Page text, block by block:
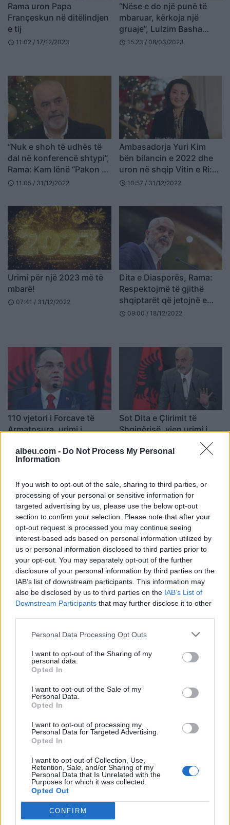
albeu.com - Do Not Process My Personal
Information
If you wish to opt-out of the sale, sharing to third parties, or
processing of your personal or sensitive information for
targeted advertising by us, please use the below opt-out
section to confirm your selection. Please note that after your
opt-out request is processed you may continue seeing
interest-based ads based on personal information utilized by
us or personal information disclosed to third parties prior to
your opt-out. You may separately opt-out of the further
disclosure of your personal information by third parties on the
IAB’s list of downstream participants. This information may
also be disclosed by us to third parties on the IAB’s List of
Downstream Participants that may further disclose it to other
Personal Data Processing Opt Outs
I want to opt-out of the Sharing of my
personal data.
Opted In
I want to opt-out of the Sale of my
Personal Data.
Opted In
I want to opt-out of processing my
Personal Data for Targeted Advertising.
Opted In
I want to opt-out of Collection, Use,
Retention, Sale, and/or Sharing of my
Personal Data that Is Unrelated with the
Purposes for which it was collected.
Opted Out
CONFIRM
Rama uron Papa
Françeskun në ditëlindjen
e tij
schedule 11:02 / 17/12/2023
“Nëse e do një punë të
mbaruar, kërkoja një
gruaje”, Lulzim Basha
uron 8 Marsin
schedule 15:23 / 08/03/2023
“Nuk e shoh të udhës të
dal në konferencë shtypi”,
Rama: Kam lënë “Pakon e
Madhe” të flasë, gëzuar
schedule 11:05 / 31/12/2022
Ambasadorja Yuri Kim
bën bilancin e 2022 dhe
uron në shqip Vitin e Ri:
Gëzuar
schedule 10:57 / 31/12/2022
Urimi për një 2023 më të
mbarë!
schedule 07:41 / 31/12/2022
Dita e Diasporës, Rama:
Respektojmë të gjithë
shqiptarët që jetojnë e
punojnë jashtë
schedule 09:00 / 18/12/2022
110 vjetori i Forcave të
Armatosura, urimi i
mirënjohës arkitektëve të
pavarësisë
10:15 / 04/12/2022
Sot Dita e Çlirimit të
Shqipërisë, vjen urimi i
schedule 08:19 / 29/11/2022
110 vjetori i Pavarësisë,
Armando Broja uron
shqiptarët me shqiponjën
dykrenare (FOTO LAJM)
23:11 / 28/11/2022
110 vjetori i Pavarësisë,
Biden uron shqiptarët:
SHBA do të vazhdojë të
mbështesë Shqipërinë
schedule 17:03 / 28/11/2022
popullin shqiptar”, Serbia
uron Shqipërinë për 110
detyrën, Rama uron
për të udhëhequr Italinë
E dashura e Uzunit feston